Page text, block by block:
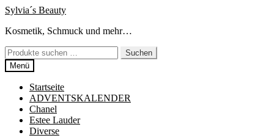
Zur
springen
Zum
springen
Sylvia´s Beauty
Kosmetik, Schmuck und mehr…
Suchen
nach:
Suchen
Menü
Startseite
ADVENTSKALENDER
Chanel
Estee Lauder
Diverse